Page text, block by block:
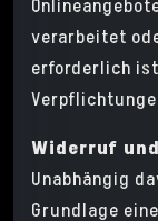
verarbeitet
erforderlich
Widerruf
Unabhängig
Grundlage